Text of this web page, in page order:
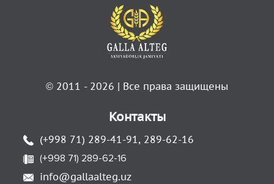
© 2011 - 2026 | Все права защищены
Контакты
(+998 71) 289-41-91, 289-62-16
(+998 71) 289-62-16
info@gallaalteg.uz